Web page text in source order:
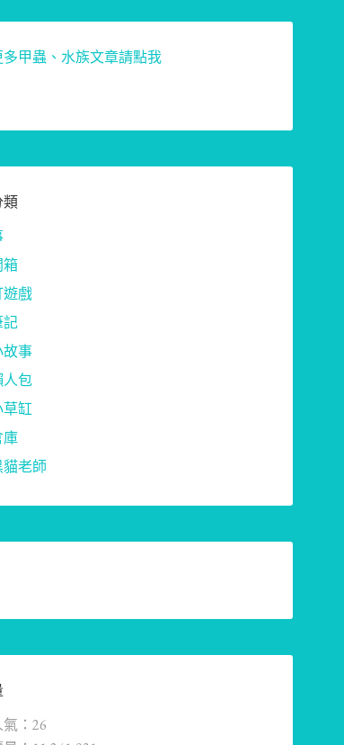
多甲蟲、水族文章請點我
類
箱
遊戲
記
故事
人包
缸
庫
貓老師
：26